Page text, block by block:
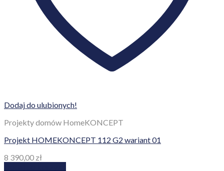
Dodaj do ulubionych!
Projekty domów HomeKONCEPT
Projekt HOMEKONCEPT 112 G2 wariant 01
8 390,00 zł